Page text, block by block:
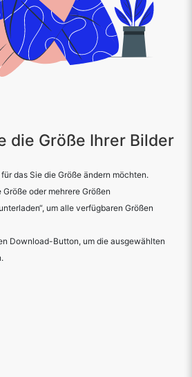
die Größe Ihrer Bilder
das Sie die Größe ändern möchten.
oder mehrere Größen
um alle verfügbaren Größen
Download-Button, um die ausgewählten